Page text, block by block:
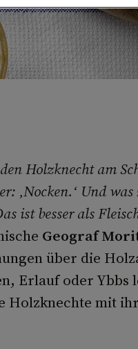
Holzknecht am
‚Nocken.‘ Und
ist besser als
Geograf
über die
Erlauf oder Ybbs
Holzknechte mit